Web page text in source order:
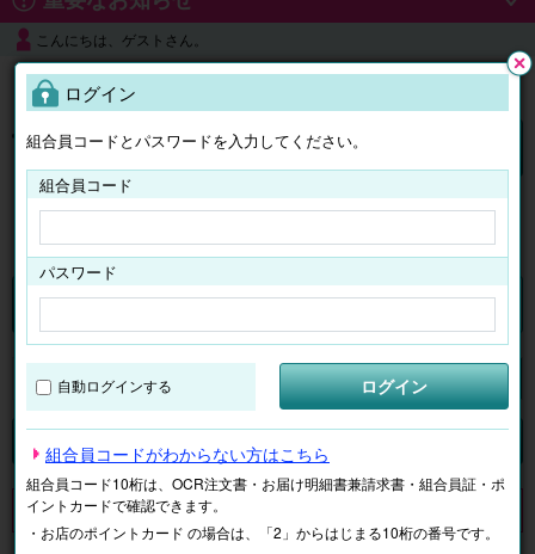
こんにちは、ゲストさん。
よくある質問
ログイン
チケット マイページ
検索
申し訳ございません。 現在、該当商品は、お取扱いしておりません。
ログイン
組合員コードとパスワードを入力してください。
組合員コード
パスワード
自動ログインする ログイン
組合員コードがわからない方はこちら
組合員コード10桁は、OCR注文書・お届け明細書兼請求書・組合員証・ポ
イントカードで確認できます。
・お店のポイントカード の場合は、「2」からはじまる10桁の番号です。